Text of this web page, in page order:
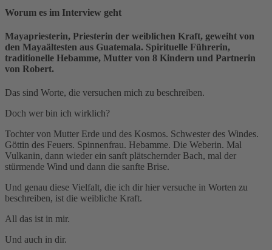
Worum es im Interview geht
Mayapriesterin, Priesterin der weiblichen Kraft, geweiht von
den Mayaältesten aus Guatemala. Spirituelle Führerin,
traditionelle Hebamme, Mutter von 8 Kindern und Partnerin
von Robert.
Das sind Worte, die versuchen mich zu beschreiben.
Doch wer bin ich wirklich?
Tochter von Mutter Erde und des Kosmos. Schwester des Windes.
Göttin des Feuers. Spinnenfrau. Hebamme. Die Weberin. Mal
Vulkanin, dann wieder ein sanft plätschernder Bach, mal der
stürmende Wind und dann die sanfte Brise.
Und genau diese Vielfalt, die ich dir hier versuche in Worten zu
beschreiben, ist die weibliche Kraft.
All das ist in mir.
Und auch in dir.